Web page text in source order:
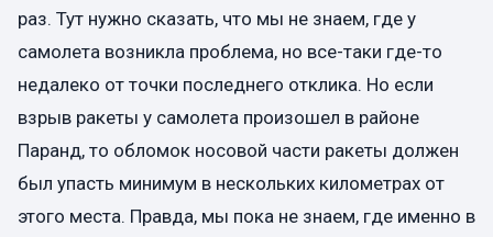
раз. Тут нужно сказать, что мы не знаем, где у
самолета возникла проблема, но все-таки где-то
недалеко от точки последнего отклика. Но если
взрыв ракеты у самолета произошел в районе
Паранд, то обломок носовой части ракеты должен
был упасть минимум в нескольких километрах от
этого места. Правда, мы пока не знаем, где именно в